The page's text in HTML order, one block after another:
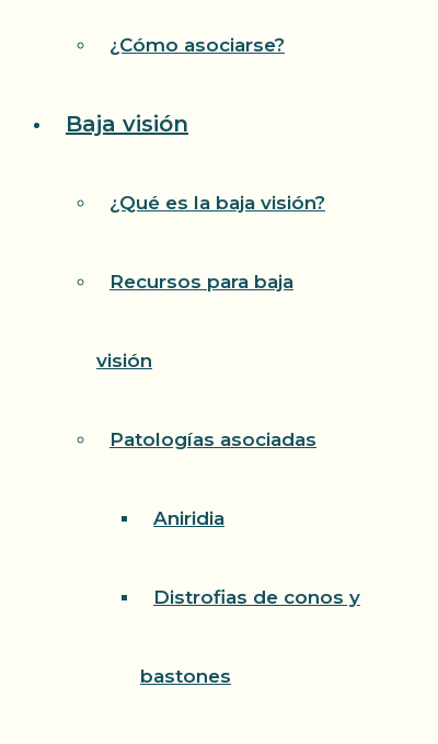
¿Cómo asociarse?
Baja visión
¿Qué es la baja visión?
Recursos para baja
visión
Patologías asociadas
Aniridia
Distrofias de conos y
bastones